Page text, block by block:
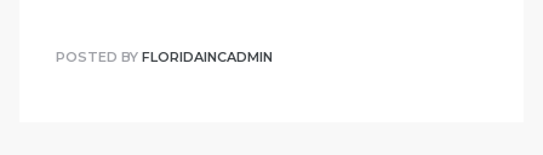
POSTED BY FLORIDAINCADMIN